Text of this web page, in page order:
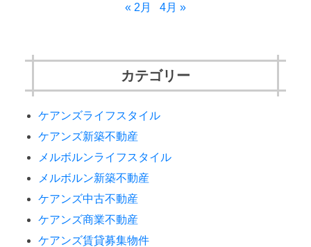
« 2月 4月 »
カテゴリー
ケアンズライフスタイル
ケアンズ新築不動産
メルボルンライフスタイル
メルボルン新築不動産
ケアンズ中古不動産
ケアンズ商業不動産
ケアンズ賃貸募集物件